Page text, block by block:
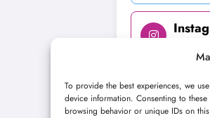
To provide the best experiences, we
device information. Consenting to
browsing behavior or unique IDs on